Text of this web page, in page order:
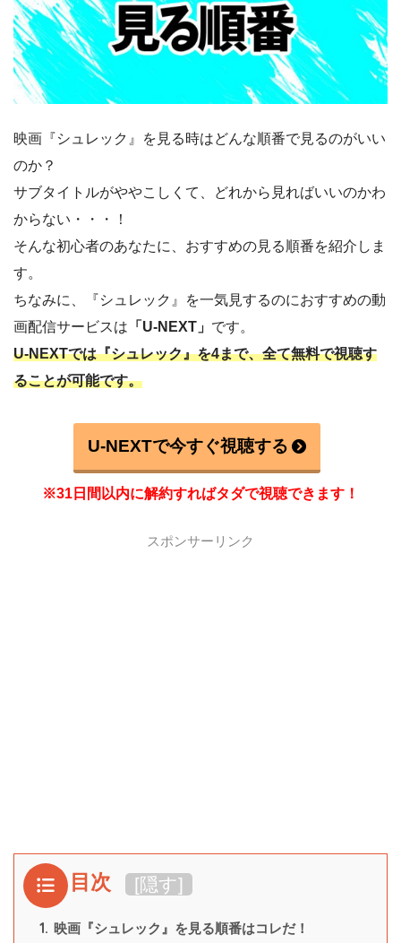
映画『シュレック』を見る時はどんな順番で見るのがいい
のか？
サブタイトルがややこしくて、どれから見ればいいのかわ
からない・・・！
そんな初心者のあなたに、おすすめの見る順番を紹介しま
す。
ちなみに、『シュレック』を一気見するのにおすすめの動
画配信サービスは 「U-NEXT」 です。
U-NEXTでは『シュレック』を4まで、全て無料で視聴す
ることが可能です。
U-NEXTで今すぐ視聴する
※31日間以内に解約すればタダで視聴できます！
スポンサーリンク
目次 [隠す]
1. 映画『シュレック』を見る順番はコレだ！